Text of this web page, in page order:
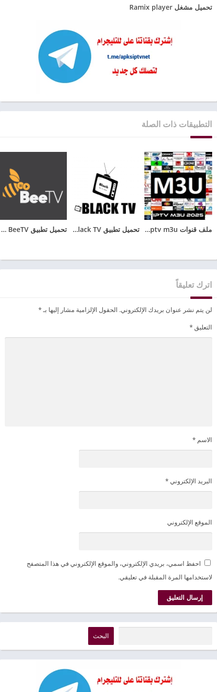
تحميل مشغل Ramix player
التطبيقات ذات الصلة
ملف قنوات iptv m3u متجدد باستمرار مجاني 2026 تحميل تطبيق Black TV للاندرويد مع كود تفعيل الجديد 2025 تحميل تطبيق BeeTV مهكر 2025 بدون اعلانات للأندرويد
اترك تعليقاً
لن يتم نشر عنوان بريدك الإلكتروني. الحقول الإلزامية مشار إليها بـ*
التعليق*
الاسم *
البريد الإلكتروني *
الموقع الإلكتروني
احفظ اسمي، بريدي الإلكتروني، والموقع الإلكتروني في هذا المتصفح
لاستخدامها المرة المقبلة في تعليقي.
البحث